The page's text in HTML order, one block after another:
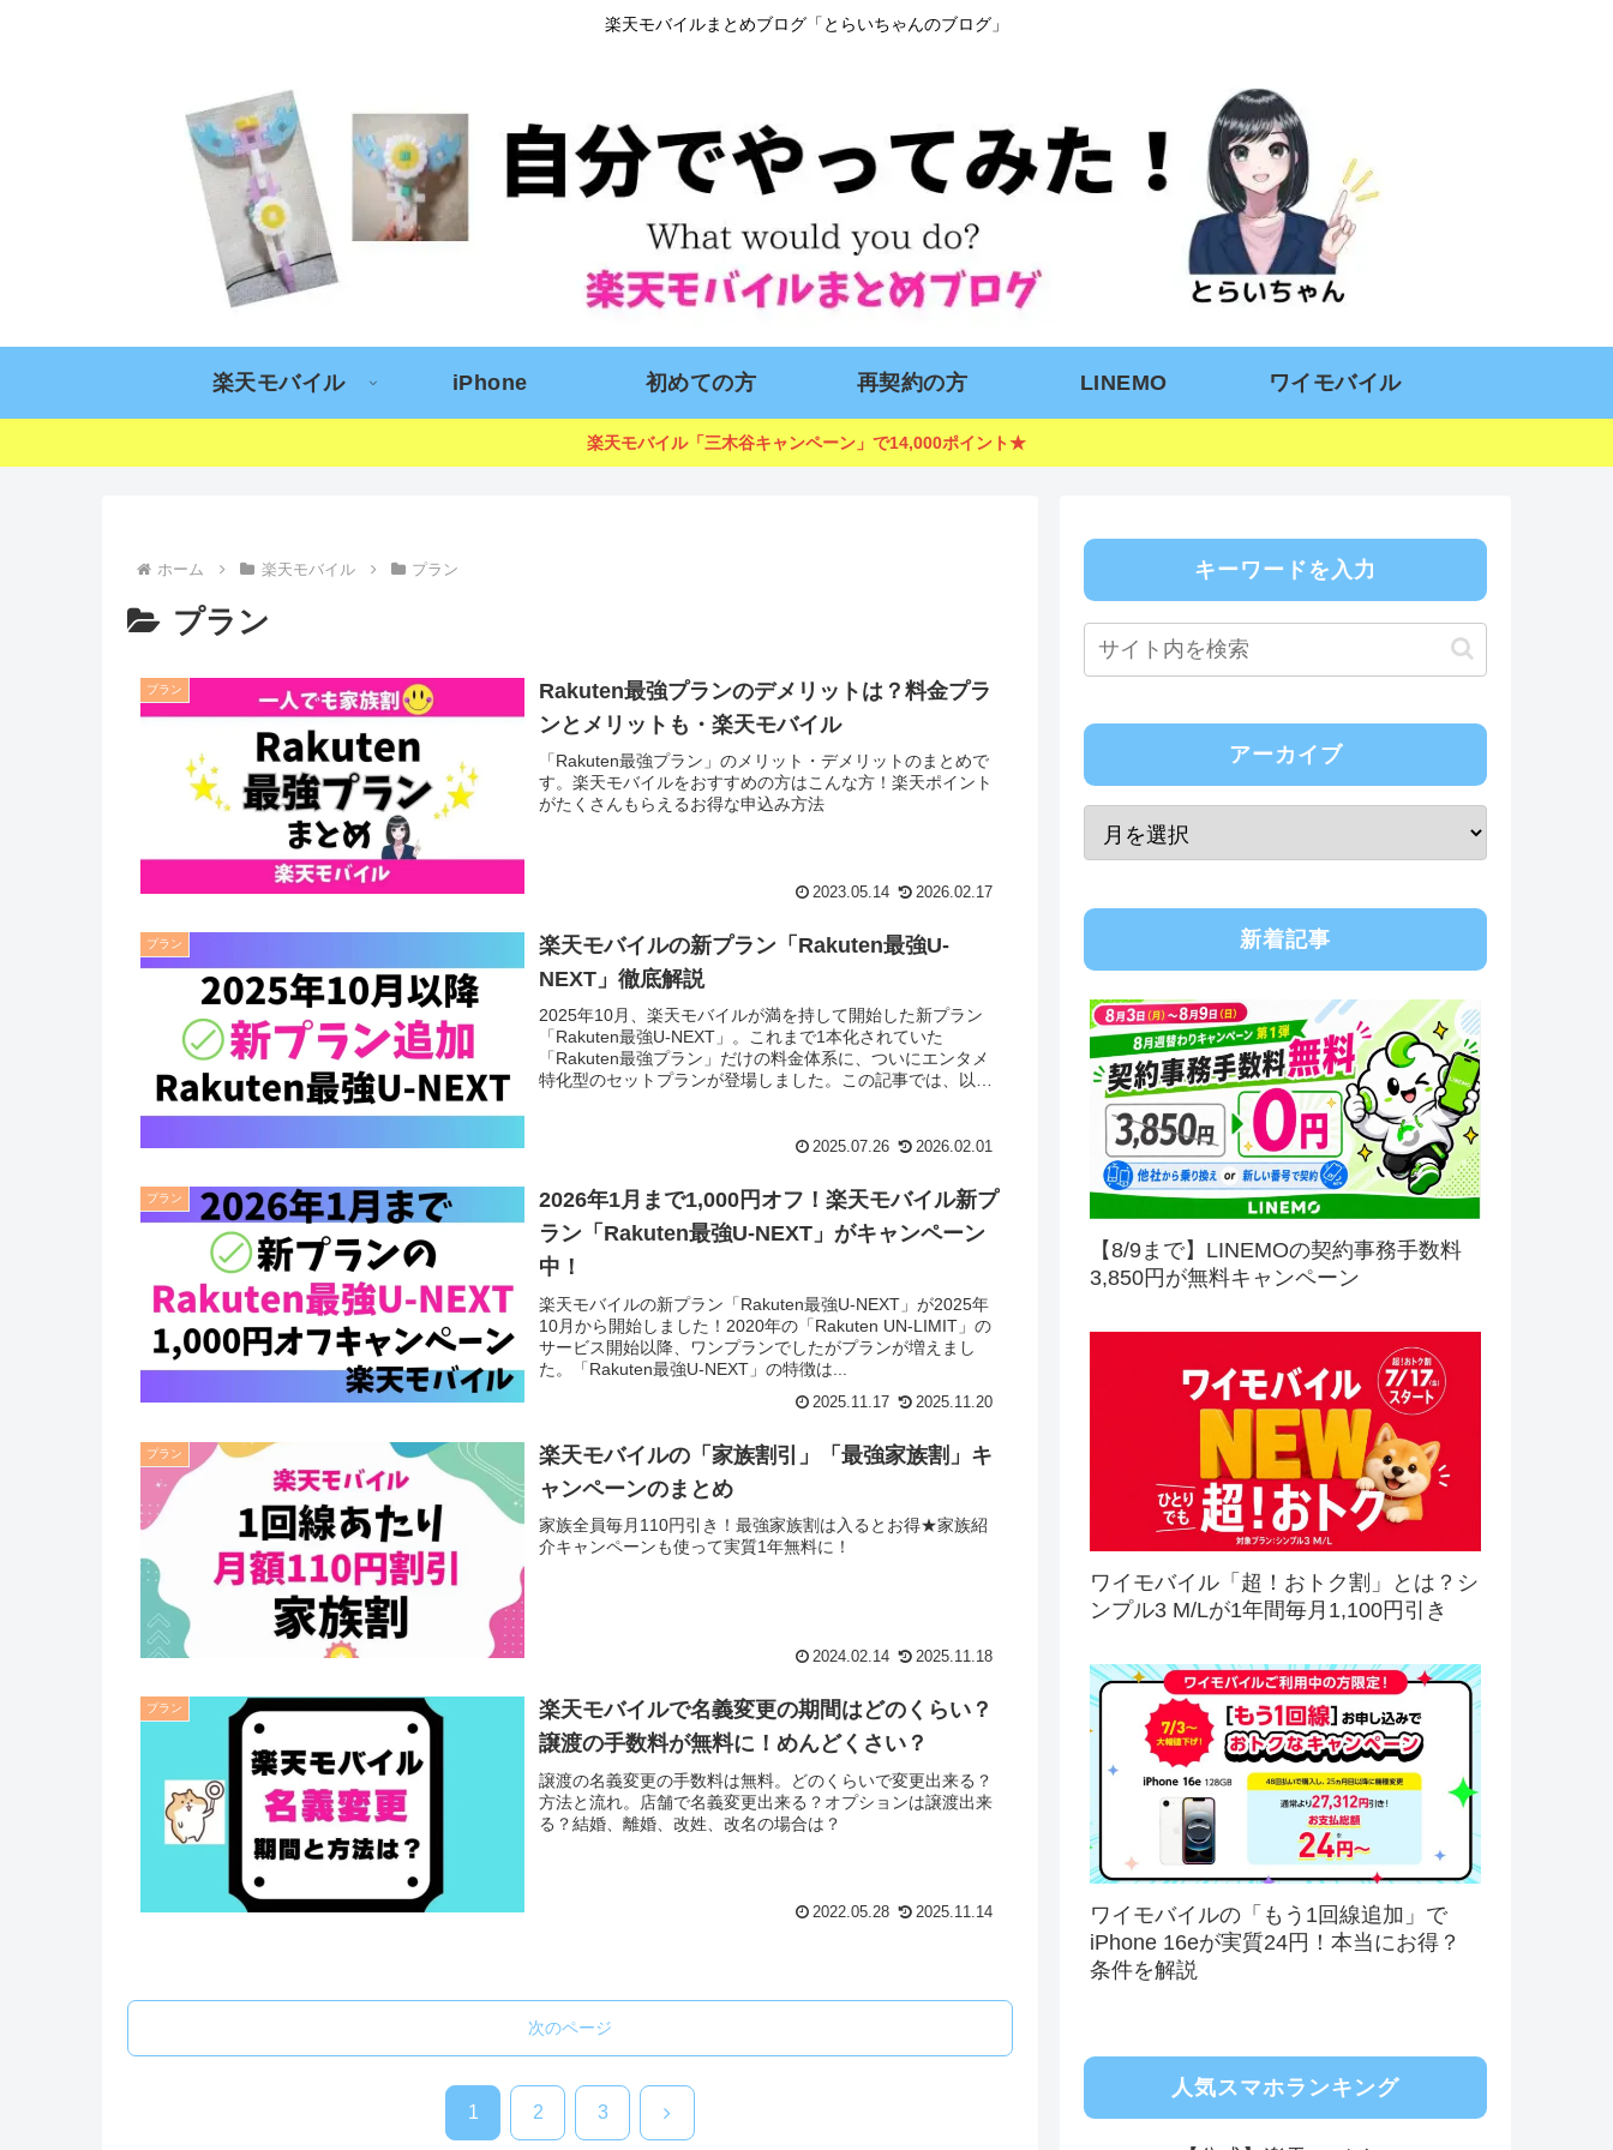
楽天モバイルまとめブログ「とらいちゃんのブログ」
楽天モバイル iPhone 初めての方 再契約の方 LINEMO ワイモバイル
楽天モバイル「三木谷キャンペーン」で14,000ポイント★
ホーム 楽天モバイル プラン
プラン
プラン
Rakuten最強プランのデメリットは？料金プラ
ンとメリットも・楽天モバイル
「Rakuten最強プラン」のメリット・デメリットのまとめで
す。楽天モバイルをおすすめの方はこんな方！楽天ポイント
がたくさんもらえるお得な申込み方法
2023.05.14 2026.02.17
プラン
楽天モバイルの新プラン「Rakuten最強U-
NEXT」徹底解説
2025年10月、楽天モバイルが満を持して開始した新プラン
「Rakuten最強U-NEXT」。これまで1本化されていた
「Rakuten最強プラン」だけの料金体系に、ついにエンタメ
特化型のセットプランが登場しました。この記事では、以下
2025.07.26 2026.02.01
プラン
2026年1月まで1,000円オフ！楽天モバイル新プ
ラン「Rakuten最強U‑NEXT」がキャンペーン
中！
楽天モバイルの新プラン「Rakuten最強U‑NEXT」が2025年
10月から開始しました！2020年の「Rakuten UN-LIMIT」の
サービス開始以降、ワンプランでしたがプランが増えまし
た。「Rakuten最強U‑NEXT」の特徴は...
2025.11.17 2025.11.20
プラン
楽天モバイルの「家族割引」「最強家族割」キ
ャンペーンのまとめ
家族全員毎月110円引き！最強家族割は入るとお得★家族紹
介キャンペーンも使って実質1年無料に！
2024.02.14 2025.11.18
プラン
楽天モバイルで名義変更の期間はどのくらい？
譲渡の手数料が無料に！めんどくさい？
譲渡の名義変更の手数料は無料。どのくらいで変更出来る？
方法と流れ。店舗で名義変更出来る？オプションは譲渡出来
る？結婚、離婚、改姓、改名の場合は？
2022.05.28 2025.11.14
次のページ
1 2 3 次
キーワードを入力
アーカイブ
新着記事
【8/9まで】LINEMOの契約事務手数料
3,850円が無料キャンペーン
ワイモバイル「超！おトク割」とは？シ
ンプル3 M/Lが1年間毎月1,100円引き
ワイモバイルの「もう1回線追加」で
iPhone 16eが実質24円！本当にお得？
条件を解説
人気スマホランキング